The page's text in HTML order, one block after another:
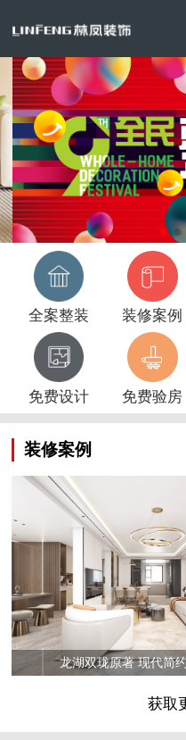
全案整装 装修案例
免费设计 免费验房
装修案例
龙湖双珑原著 现代简
获取